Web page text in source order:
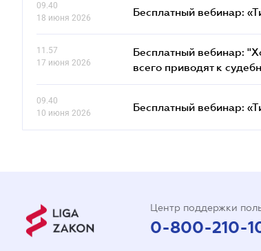
09.40
18 июня 2026
Бесплатный вебинар:
11.57
17 июня 2026
Бесплатный вебинар:
всего приводят к
09.40
10 июня 2026
Бесплатный вебинар:
Центр поддержки
0-800-210-